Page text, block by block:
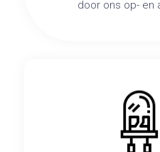
door ons op- en